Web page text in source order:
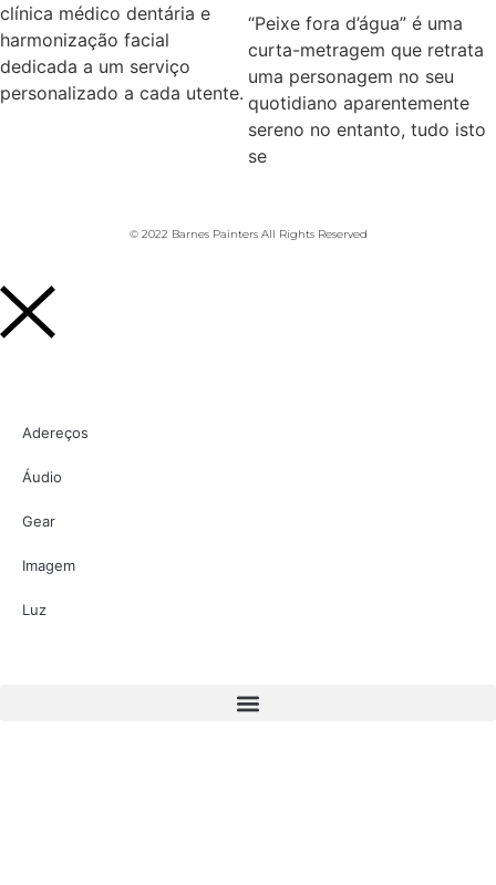
clínica médico dentária e
harmonização facial
dedicada a um serviço
personalizado a cada utente.
“Peixe fora d’água” é uma
curta-metragem que retrata
uma personagem no seu
quotidiano aparentemente
sereno no entanto, tudo isto
se
© 2022 Barnes Painters All Rights Reserved
Adereços
Áudio
Gear
Imagem
Luz